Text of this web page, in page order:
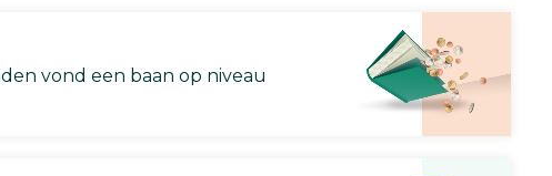
vond een baan op niveau